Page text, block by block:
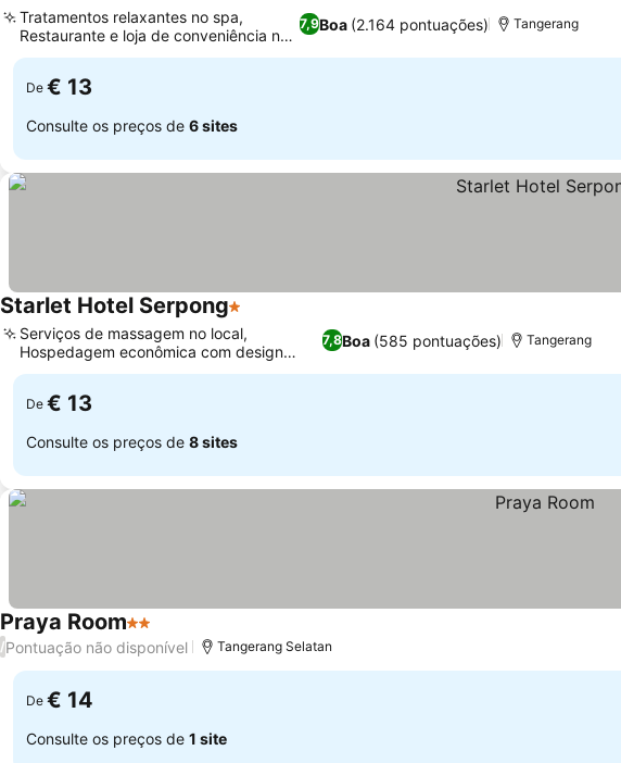
7,9Boa (2.164 pontuações)
Tratamentos relaxantes no spa,
Restaurante e loja de conveniência no
local
Tangerang
De € 13
Consulte os preços de 6 sites
Starlet Hotel Serpong1 Estrelas
7,8Boa (585 pontuações)
Serviços de massagem no local,
Hospedagem econômica com design
diferenciado
Tangerang
De € 13
Consulte os preços de 8 sites
Praya Room2 Estrelas
/Pontuação não disponível Tangerang Selatan
De € 14
Consulte os preços de 1 site